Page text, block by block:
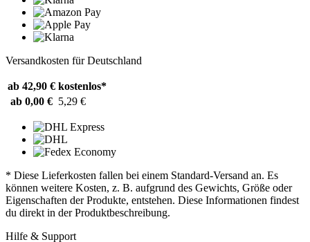
Versandkosten für Deutschland
ab 42,90 € kostenlos*
ab 0,00 € 5,29 €
* Diese Lieferkosten fallen bei einem Standard-Versand an. Es
können weitere Kosten, z. B. aufgrund des Gewichts, Größe oder
Eigenschaften der Produkte, entstehen. Diese Informationen findest
du direkt in der Produktbeschreibung.
Hilfe & Support